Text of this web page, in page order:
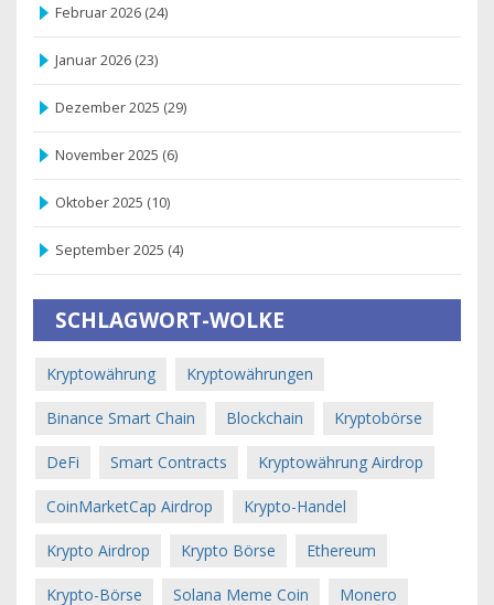
Februar 2026 (24)
Januar 2026 (23)
Dezember 2025 (29)
November 2025 (6)
Oktober 2025 (10)
September 2025 (4)
SCHLAGWORT-WOLKE
Kryptowährung Kryptowährungen
Binance Smart Chain Blockchain Kryptobörse
DeFi Smart Contracts Kryptowährung Airdrop
CoinMarketCap Airdrop Krypto-Handel
Krypto Airdrop Krypto Börse Ethereum
Krypto-Börse Solana Meme Coin Monero